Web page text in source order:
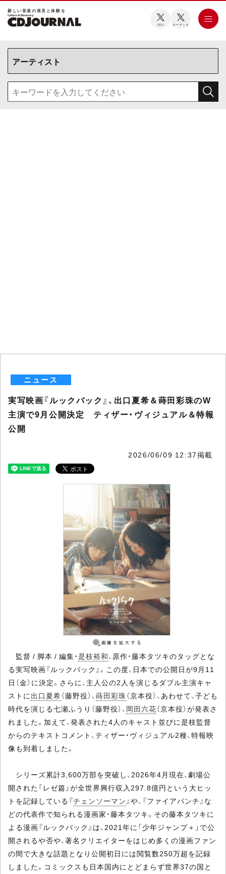
新しい⾳楽の発⾒と体験を
CDJ オーディオ
ニュース
実写映画『ルックバック』、出口夏希＆蒔田彩珠のW
主演で9月公開決定 ティザー・ヴィジュアル＆特報
公開
2026/06/09 12:37掲載
監督 / 脚本 / 編集・是枝裕和、原作・藤本タツキのタッグとな
る実写映画『ルックバック』。この度、日本での公開日が9月11
日（金）に決定。さらに、主人公の2人を演じるダブル主演キャ
ストに出口夏希（藤野役）、蒔田彩珠（京本役）、あわせて、子ども
時代を演じる七瀬ふうり（藤野役）、 岡田六花（京本役）が発表さ
れました。加えて、発表された4人のキャスト並びに是枝監督
からのテキストコメント、ティザー・ヴィジュアル2種、特報映
像も到着しました。
シリーズ累計3,600万部を突破し、2026年4月現在、劇場公
開された「レゼ篇」が全世界興行収入297.8億円という大ヒッ
トを記録している『チェンソーマン』や、『ファイアパンチ』な
どの代表作で知られる漫画家・藤本タツキ。その藤本タツキに
よる漫画『ルックバック』は、2021年に「少年ジャンプ＋」で公
開されるや否や、著名クリエイターをはじめ多くの漫画ファン
の間で大きな話題となり公開初日には閲覧数250万超を記録
しました。コミックスも日本国内にとどまらず世界37の国と